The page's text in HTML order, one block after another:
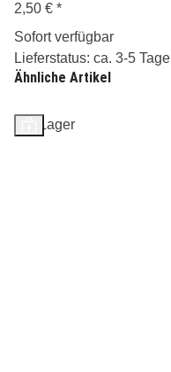
2,50 € *
Sofort verfügbar
Lieferstatus: ca. 3-5 Tage
Ähnliche Artikel
Auf Lager